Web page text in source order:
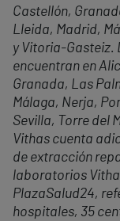
Castellón,
Lleida, Madrid,
y Vitoria-Gasteiz.
encuentran en
Granada, Las
Málaga, Nerja,
Sevilla, Torre del
Vithas cuenta
de extracción
laboratorios
PlazaSalud24,
hospitales, 35